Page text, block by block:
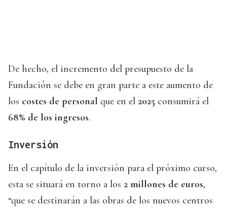
De hecho, el incremento del presupuesto de la
Fundación se debe en gran parte a este aumento de
los costes de personal que en el 2025 consumirá el
68% de los ingresos.
Inversión
En el capítulo de la inversión para el próximo curso,
esta se situará en torno a los 2 millones de euros,
“que se destinarán a las obras de los nuevos centros